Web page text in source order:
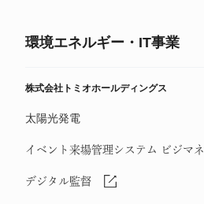
環境エネルギー・IT事業
株式会社トミオホールディングス
太陽光発電
イベント来場管理システム ビジマネ
デジタル監督